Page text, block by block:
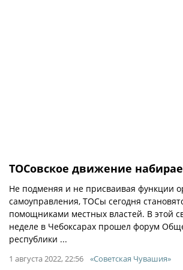
ТОСовское движение
Не подменяя и не присваивая функции
самоуправления, ТОСы сегодня
помощниками местных властей. В этой
неделе в Чебоксарах прошел форум
республики ...
1 августа 2022, 22:56 «Советская Чувашия»